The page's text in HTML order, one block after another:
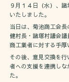
９月１４日（水）、
いたしました。
当日は、菊池商工会
健村長・諸塚村議会
商工業者に対する手厚
その後、意見交換を
者への支援を連携し
た。